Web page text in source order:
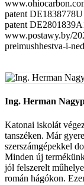
patent DE1838778U
patent
www.postawy.by/
preimushhestva-i-
Ing. Herman
Katonai iskolát
tanszéken. Már
szerszámgépekkel
Minden új
jól felszerelt
román hágókon.